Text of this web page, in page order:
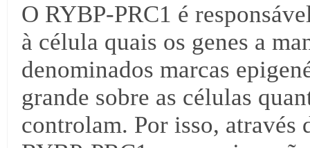
O RYBP-PRC1 é
à célula quais os genes a
denominados marcas
grande sobre as células
controlam. Por isso, através